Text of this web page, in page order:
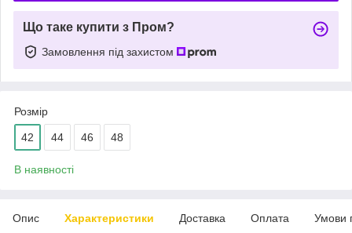
Що таке купити з Пром?
Замовлення під захистом
Розмір
42 44 46 48
В наявності
Опис Характеристики Доставка Оплата Умови